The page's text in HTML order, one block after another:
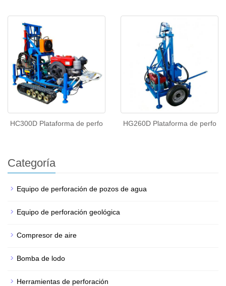
HC300D Plataforma de perfo HG260D Plataforma de perfo
Categoría
Equipo de perforación de pozos de agua
Equipo de perforación geológica
Compresor de aire
Bomba de lodo
Herramientas de perforación